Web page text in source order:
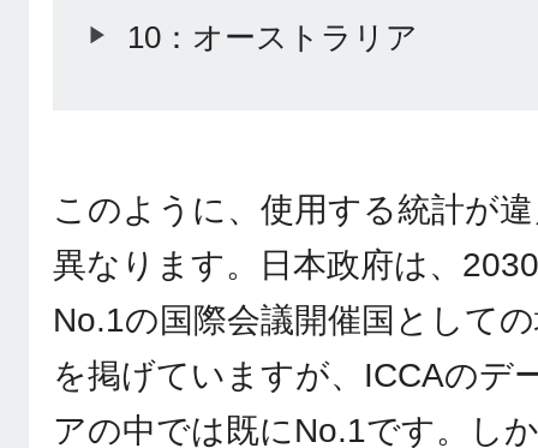
10：オーストラリア
このように、使用する統計が
異なります。日本政府は、
No.1の国際会議開催国として
を掲げていますが、ICCAのデ
アの中では既にNo.1です。し